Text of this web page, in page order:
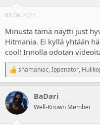
s
05.06.2025
Minusta tämä näytti just
Hitmania. Ei kyllä yhtään
cool! Innolla odotan
R
e
c
t
i
shamaniac, Ippenator,
BaDari
Well-Known Member